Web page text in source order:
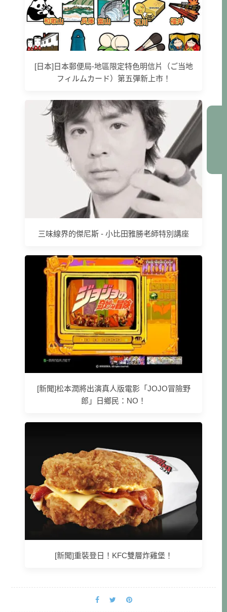
[日本]日本郵便局-地區限定特色明信片（ご当地
フィルムカード）第五彈新上市！
三味線界的傑尼斯 - 小比田雅勝老師特別講座
[新聞]松本潤將出演真人版電影「JOJO冒險野
郎」日鄉民：NO！
[新聞]重裝登日！KFC雙層炸雞堡！